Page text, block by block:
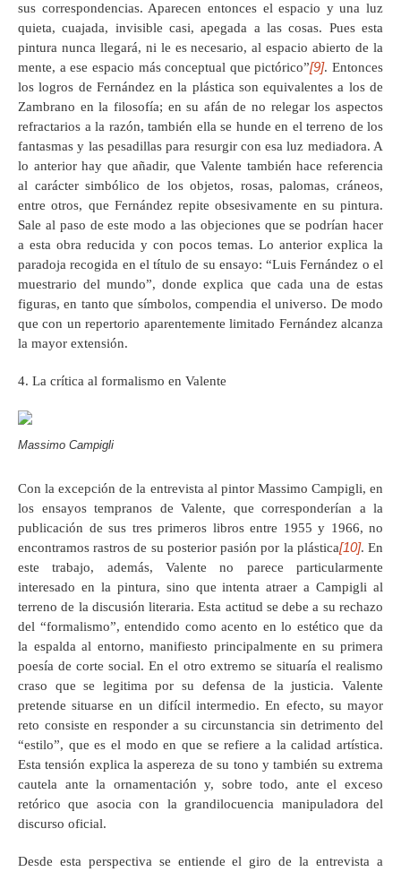
sus correspondencias. Aparecen entonces el espacio y una luz
quieta, cuajada, invisible casi, apegada a las cosas. Pues esta
pintura nunca llegará, ni le es necesario, al espacio abierto de la
mente, a ese espacio más conceptual que pictórico”[9]. Entonces
los logros de Fernández en la plástica son equivalentes a los de
Zambrano en la filosofía; en su afán de no relegar los aspectos
refractarios a la razón, también ella se hunde en el terreno de los
fantasmas y las pesadillas para resurgir con esa luz mediadora. A
lo anterior hay que añadir, que Valente también hace referencia
al carácter simbólico de los objetos, rosas, palomas, cráneos,
entre otros, que Fernández repite obsesivamente en su pintura.
Sale al paso de este modo a las objeciones que se podrían hacer
a esta obra reducida y con pocos temas. Lo anterior explica la
paradoja recogida en el título de su ensayo: “Luis Fernández o el
muestrario del mundo”, donde explica que cada una de estas
figuras, en tanto que símbolos, compendia el universo. De modo
que con un repertorio aparentemente limitado Fernández alcanza
la mayor extensión.
4. La crítica al formalismo en Valente
Massimo Campigli
Con la excepción de la entrevista al pintor Massimo Campigli, en
los ensayos tempranos de Valente, que corresponderían a la
publicación de sus tres primeros libros entre 1955 y 1966, no
encontramos rastros de su posterior pasión por la plástica[10]. En
este trabajo, además, Valente no parece particularmente
interesado en la pintura, sino que intenta atraer a Campigli al
terreno de la discusión literaria. Esta actitud se debe a su rechazo
del “formalismo”, entendido como acento en lo estético que da
la espalda al entorno, manifiesto principalmente en su primera
poesía de corte social. En el otro extremo se situaría el realismo
craso que se legitima por su defensa de la justicia. Valente
pretende situarse en un difícil intermedio. En efecto, su mayor
reto consiste en responder a su circunstancia sin detrimento del
“estilo”, que es el modo en que se refiere a la calidad artística.
Esta tensión explica la aspereza de su tono y también su extrema
cautela ante la ornamentación y, sobre todo, ante el exceso
retórico que asocia con la grandilocuencia manipuladora del
discurso oficial.
Desde esta perspectiva se entiende el giro de la entrevista a